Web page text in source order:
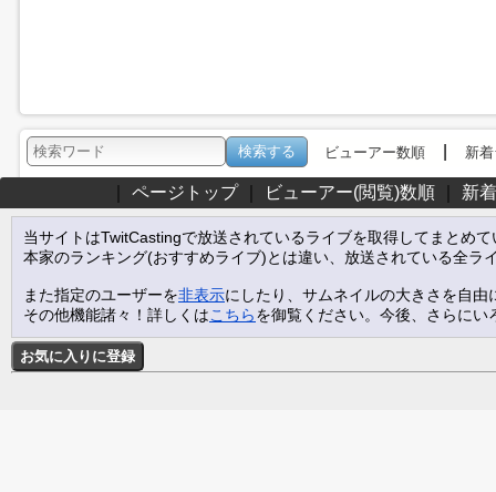
ビューアー数順| 新
ページトップ｜ ビューアー(閲覧)数順｜ 新
当サイトはTwitCastingで放送されているライブを取得してまとめ
本家のランキング(おすすめライブ)とは違い、放送されている全ラ
また指定のユーザーを非表示にしたり、サムネイルの大きさを自
その他機能諸々！詳しくはこちらを御覧ください。今後、さらに